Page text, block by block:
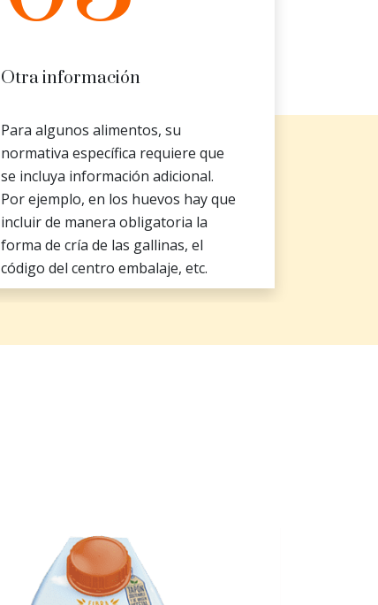
Otra información
Para algunos alimentos, su
normativa específica requiere que
se incluya información adicional.
Por ejemplo, en los huevos hay que
incluir de manera obligatoria la
forma de cría de las gallinas, el
código del centro embalaje, etc.